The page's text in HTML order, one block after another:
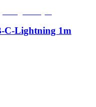
C-Lightning 1m